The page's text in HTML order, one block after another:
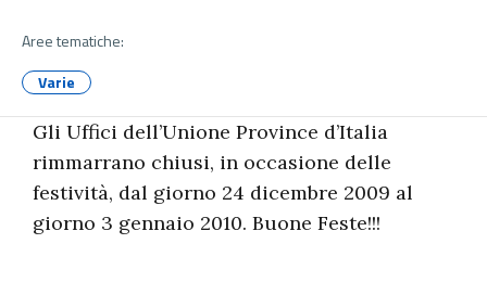
Aree tematiche:
Varie
Gli Uffici dell’Unione Province d’Italia
rimmarrano chiusi, in occasione delle
festività, dal giorno 24 dicembre 2009 al
giorno 3 gennaio 2010. Buone Feste!!!